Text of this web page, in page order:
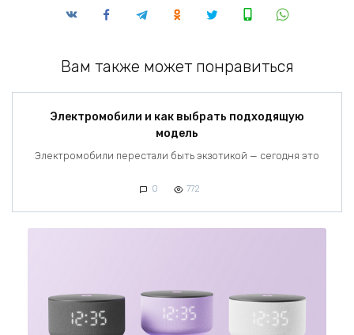
Вам также может понравиться
Электромобили и как выбрать подходящую
модель
Электромобили перестали быть экзотикой — сегодня это
0 772